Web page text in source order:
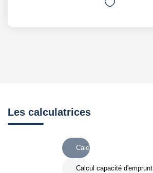
Les calculatrices
Calcul Frais de notaire
Calcul capacité d'emprunt